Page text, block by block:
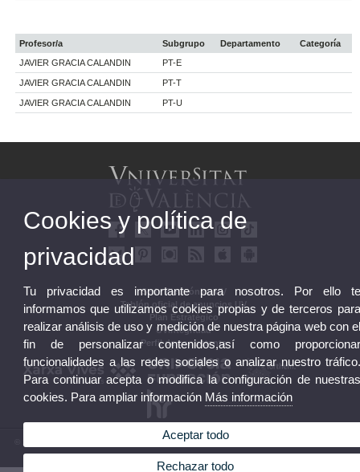
Profesor/a Subgrupo Departamento
Categoría
JAVIER GRACIA CALANDIN
PT-E
JAVIER GRACIA CALANDIN PT-T
JAVIER GRACIA CALANDIN PT-U
Sede Electrónica UV
Tablón oficial de anuncios UV
Plan Estratégico
UVintegridad
Perfil de contratante
© 2026 UV. - Av. Blasco Ibáñez, 13. 46010 València. Espanya. Tel. UV: (+34) 963 86 41 00
Política privacidad Cookies
Cookies y política de
privacidad
Tu privacidad es importante para nosotros. Por ello
informamos que utilizamos cookies propias y de terceros
realizar análisis de uso y medición de nuestra página web con
fin de personalizar contenidos,así como
funcionalidades a las redes sociales o analizar nuestro
Para continuar acepta o modifica la configuración de
cookies. Para ampliar información Más información
Aceptar todo
Rechazar todo